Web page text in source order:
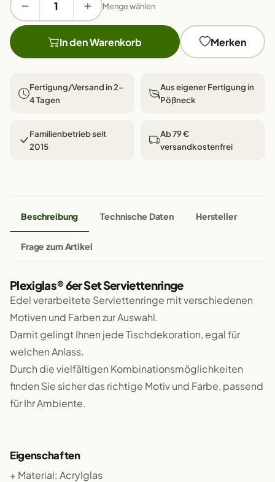
Menge wählen
In den Warenkorb Merken
Fertigung/Versand in 2–
4 Tagen
Aus eigener Fertigung in
Pößneck
Familienbetrieb seit
2015
Ab 79 €
versandkostenfrei
Beschreibung Technische Daten Hersteller
Frage zum Artikel
Plexiglas® 6er Set Serviettenringe
Edel verarbeitete Serviettenringe mit verschiedenen
Motiven und Farben zur Auswahl.
Damit gelingt Ihnen jede Tischdekoration, egal für
welchen Anlass.
Durch die vielfältigen Kombinationsmöglichkeiten
finden Sie sicher das richtige Motiv und Farbe, passend
für Ihr Ambiente.
Eigenschaften
+ Material: Acrylglas